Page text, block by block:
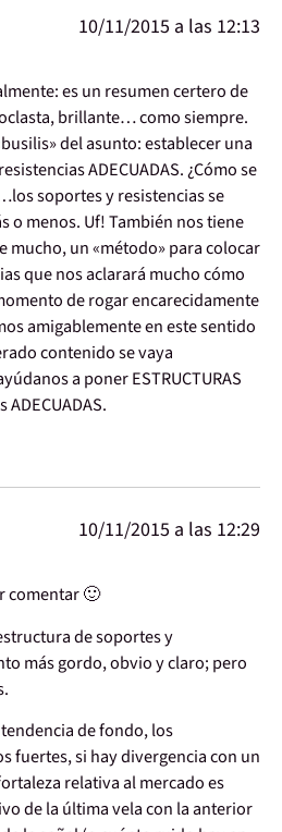
10/11/2015 a las 12:13
es un resumen certero de
brillante… como siempre.
del asunto: establecer una
ADECUADAS. ¿Cómo se
soportes y resistencias se
menos. Uf! También nos tiene
mucho, un «método» para colocar
que nos aclarará mucho cómo
de rogar encarecidamente
amigablemente en este sentido
contenido se vaya
a poner ESTRUCTURAS
10/11/2015 a las 12:29
comentar 🙂
de soportes y
más gordo, obvio y claro; pero
de fondo, los
fuertes, si hay divergencia con un
relativa al mercado es
de la última vela con la anterior